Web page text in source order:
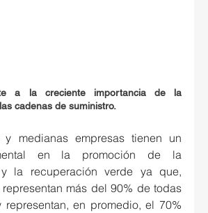
a la creciente importancia de la
cadenas de suministro.
y medianas empresas tienen un
en la promoción de la
la recuperación verde ya que,
más del 90% de todas
representan, en promedio, el 70%